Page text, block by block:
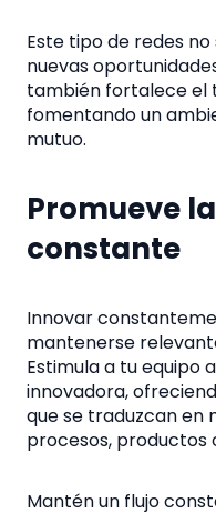
Este tipo de redes
nuevas
también fortalece el
fomentando un
mutuo.
Promueve
constante
Innovar
mantenerse
Estimula a tu equipo
innovadora,
que se traduzcan en
procesos, productos
Mantén un flujo